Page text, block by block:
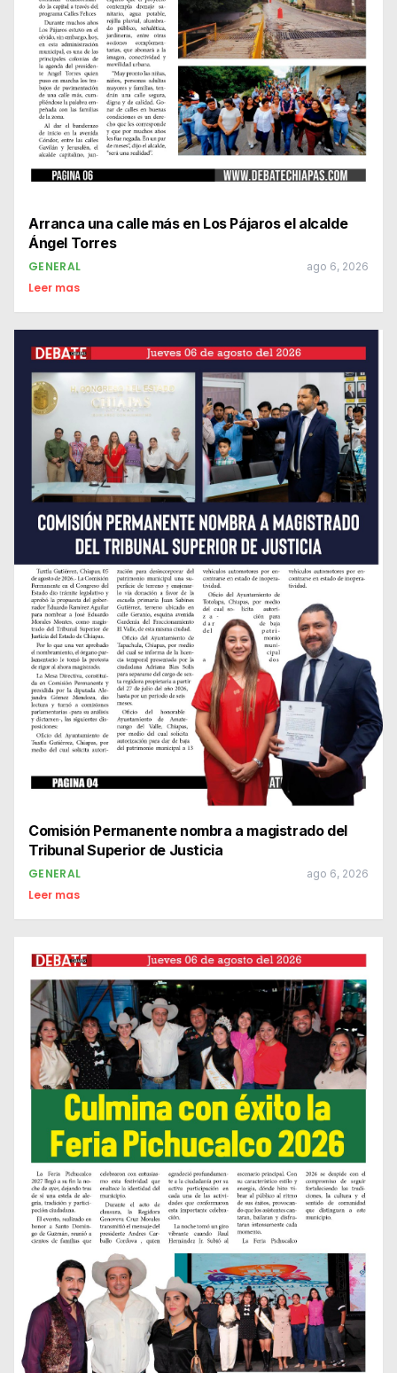
Arranca una calle más en Los Pájaros el alcalde
Ángel Torres
GENERAL ago 6, 2026
Leer mas
Comisión Permanente nombra a magistrado del
Tribunal Superior de Justicia
GENERAL ago 6, 2026
Leer mas